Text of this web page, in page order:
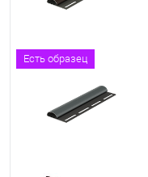
Есть образец